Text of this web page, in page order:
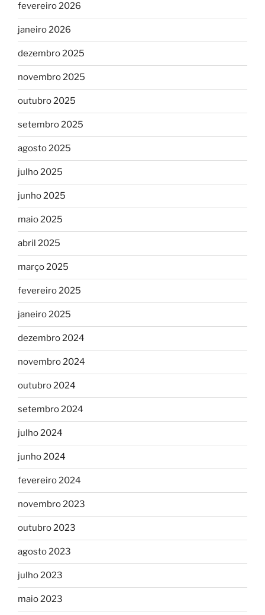
fevereiro 2026
janeiro 2026
dezembro 2025
novembro 2025
outubro 2025
setembro 2025
agosto 2025
julho 2025
junho 2025
maio 2025
abril 2025
março 2025
fevereiro 2025
janeiro 2025
dezembro 2024
novembro 2024
outubro 2024
setembro 2024
julho 2024
junho 2024
fevereiro 2024
novembro 2023
outubro 2023
agosto 2023
julho 2023
maio 2023